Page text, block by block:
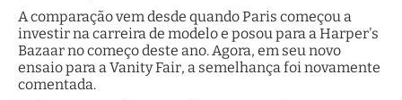
A comparação vem desde quando Paris começou a
investir na carreira de modelo e posou para a Harper's
Bazaar no começo deste ano. Agora, em seu novo
ensaio para a Vanity Fair, a semelhança foi novamente
comentada.